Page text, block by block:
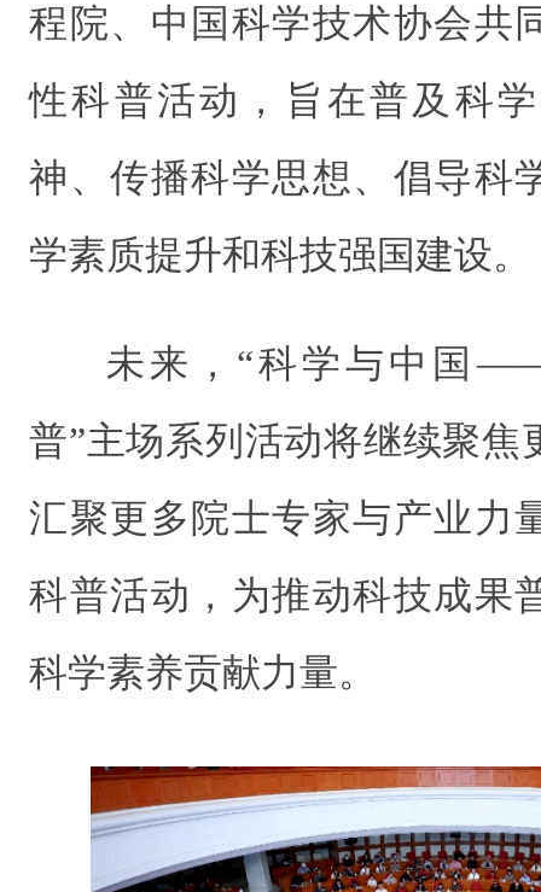
程院、中国科学技术协会共
性科普活动，旨在普及科
神、传播科学思想、倡导科
学素质提升和科技强国建设。
未来，“科学与中国
普”主场系列活动将继续聚焦
汇聚更多院士专家与产业力
科普活动，为推动科技成果
科学素养贡献力量。